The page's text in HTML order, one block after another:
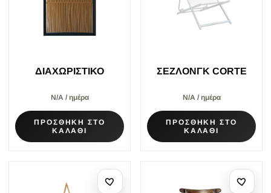
ΔΙΑΧΩΡΙΣΤΙΚΟ
Ν/Α / ημέρα
ΠΡΟΣΘΗΚΗ ΣΤΟ
ΚΑΛΑΘΙ
ΣΕΖΛΟΝΓΚ CORTE
Ν/Α / ημέρα
ΠΡΟΣΘΗΚΗ ΣΤΟ
ΚΑΛΑΘΙ